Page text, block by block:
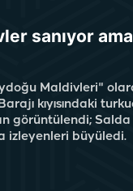
sanıyor
Maldivleri"
kıyısındaki
görüntülendi;
izleyenleri büyüledi.